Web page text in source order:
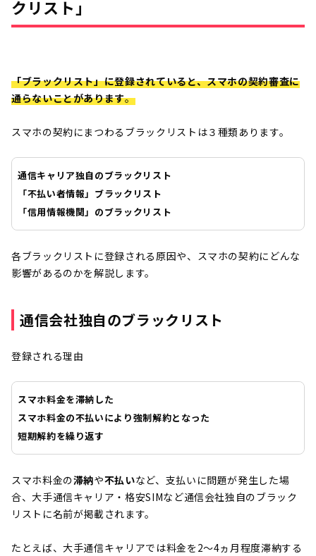
ことはある？ ・レンタル携帯のメリ
ット・デメリットは？ ・レンタル携
い…」という方でも安心して申込みで
きる「誰でもスマホ」についても紹介
ください。
クリスト」
「ブラックリスト」に登録されていると、スマホの契約審査に
通らないことがあります。
スマホの契約にまつわるブラックリストは３種類あります。
通信キャリア独自のブラックリスト
「不払い者情報」ブラックリスト
「信用情報機関」のブラックリスト
各ブラックリストに登録される原因や、スマホの契約にどんな
影響があるのかを解説します。
通信会社独自のブラックリスト
登録される理由
スマホ料金を滞納した
スマホ料金の不払いにより強制解約となった
短期解約を繰り返す
スマホ料金の滞納や不払いなど、支払いに問題が発生した場
合、大手通信キャリア・格安SIMなど通信会社独自のブラック
リストに名前が掲載されます。
たとえば、大手通信キャリアでは料金を2～4ヵ月程度滞納する